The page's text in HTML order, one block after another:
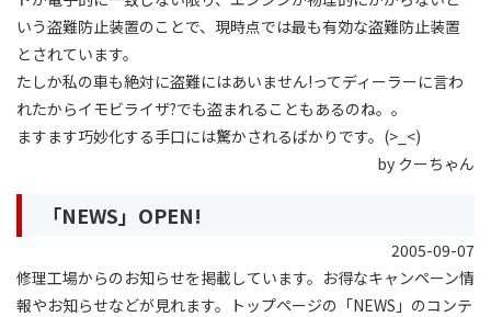
いう盗難防止装置のことで、現時点では最も有効な盗難防止装置
とされています。
たしか私の車も絶対に盗難にはあいません!ってディーラーに言わ
れたからイモビライザ?でも盗まれることもあるのね。。
ますます巧妙化する手口には驚かされるばかりです。(>_<)
by クーちゃん
「NEWS」OPEN!
2005-09-07
修理工場からのお知らせを掲載しています。お得なキャンペーン情
報やお知らせなどが見れます。トップページの「NEWS」のコンテ